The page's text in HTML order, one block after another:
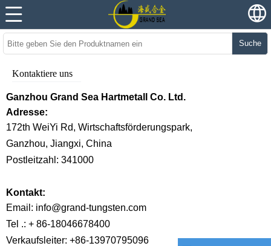
Suche
Kontaktiere uns
Ganzhou Grand Sea Hartmetall Co. Ltd.
Adresse:
172th WeiYi Rd, Wirtschaftsförderungspark,
Ganzhou, Jiangxi, China
Postleitzahl: 341000
Kontakt:
Email: info@grand-tungsten.com
Tel .: + 86-18046678400
Verkaufsleiter: +86-13970795096